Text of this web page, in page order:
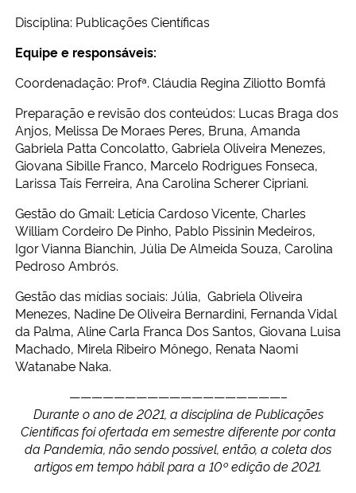
Disciplina: Publicações Científicas
Equipe e responsáveis:
Coordenadação: Profª. Cláudia Regina Ziliotto Bomfá
Preparação e revisão dos conteúdos: Lucas Braga dos
Anjos, Melissa De Moraes Peres, Bruna, Amanda
Gabriela Patta Concolatto, Gabriela Oliveira Menezes,
Giovana Sibille Franco, Marcelo Rodrigues Fonseca,
Larissa Taís Ferreira, Ana Carolina Scherer Cipriani.
Gestão do Gmail: Letícia Cardoso Vicente, Charles
William Cordeiro De Pinho, Pablo Pissinin Medeiros,
Igor Vianna Bianchin, Júlia De Almeida Souza, Carolina
Pedroso Ambrós.
Gestão das mídias sociais: Júlia, Gabriela Oliveira
Menezes, Nadine De Oliveira Bernardini, Fernanda Vidal
da Palma, Aline Carla Franca Dos Santos, Giovana Luisa
Machado, Mirela Ribeiro Mônego, Renata Naomi
Watanabe Naka.
———————————————————–
Durante o ano de 2021, a disciplina de Publicações
Científicas foi ofertada em semestre diferente por conta
da Pandemia, não sendo possível, então, a coleta dos
artigos em tempo hábil para a 10º edição de 2021.